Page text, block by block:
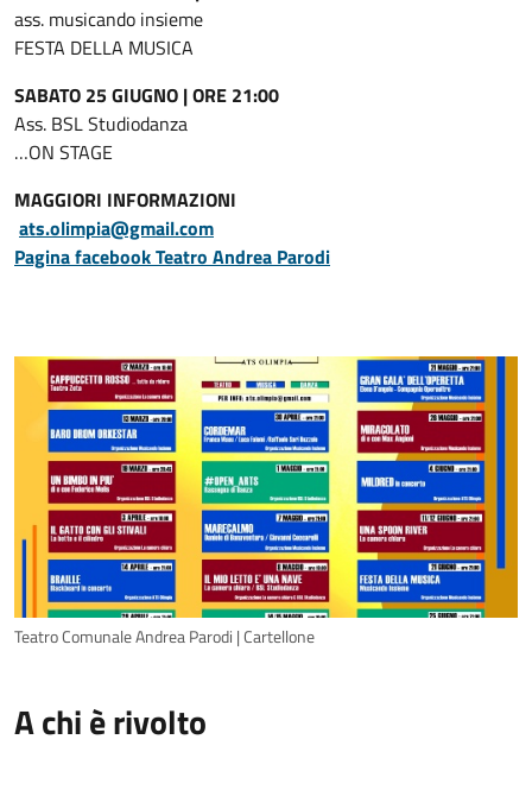
ass. musicando insieme
FESTA DELLA MUSICA
SABATO 25 GIUGNO | ORE 21:00
Ass. BSL Studiodanza
…ON STAGE
MAGGIORI INFORMAZIONI
ats.olimpia@gmail.com
Pagina facebook Teatro Andrea Parodi
Teatro Comunale Andrea Parodi | Cartellone
A chi è rivolto